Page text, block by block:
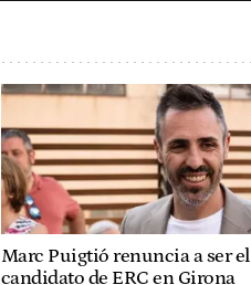
Marc Puigtió renuncia a ser el
candidato de ERC en Girona